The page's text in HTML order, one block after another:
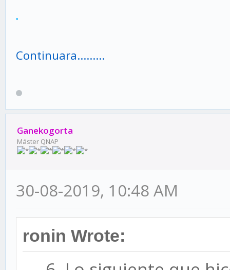
Continuara...…...
Ganekogorta
Máster QNAP
30-08-2019, 10:48 AM
ronin Wrote: